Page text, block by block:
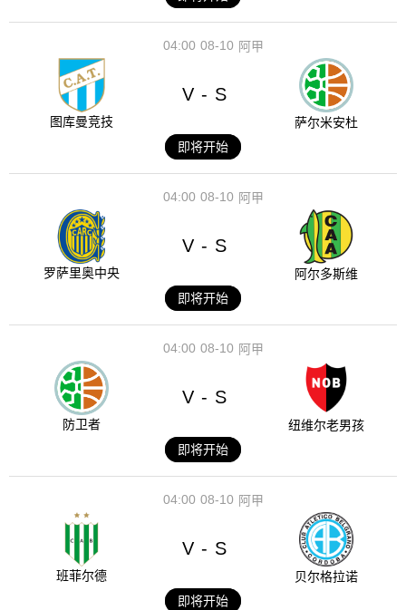
08-10
04:00 阿甲
图库曼竞技
V - S
萨尔米安杜
即将开始
08-10
04:00 阿甲
罗萨里奥中央
V - S
阿尔多斯维
即将开始
08-10
04:00 阿甲
防卫者
V - S
纽维尔老男孩
即将开始
08-10
04:00 阿甲
班菲尔德
V - S
贝尔格拉诺
即将开始